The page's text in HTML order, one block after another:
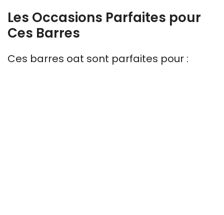
Les Occasions Parfaites pour
Ces Barres
Ces barres oat sont parfaites pour :